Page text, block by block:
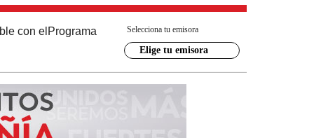
con el Programa Selecciona tu emisora
Elige tu emisora